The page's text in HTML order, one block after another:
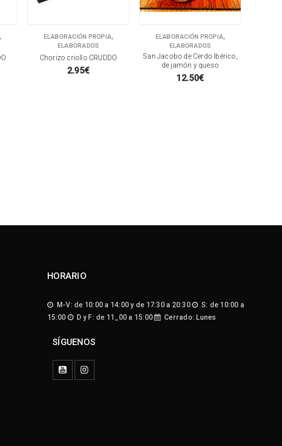
, ELABORACIÓN PROPIA,
ELABORADOS
Chorizo criollo CRUDDO
2.95€
ELABORACIÓN PROPIA,
ELABORADOS
San Jacobo de Cerdo Ibérico,
de jamón y queso
12.50€
HORARIO
M-V: de 10:00 a 14:00 y de 17:30 a 20:30
S: de 10:00 a
15:00
D y F: de 11_00 a 15:00 Cerrado: Lunes
SÍGUENOS